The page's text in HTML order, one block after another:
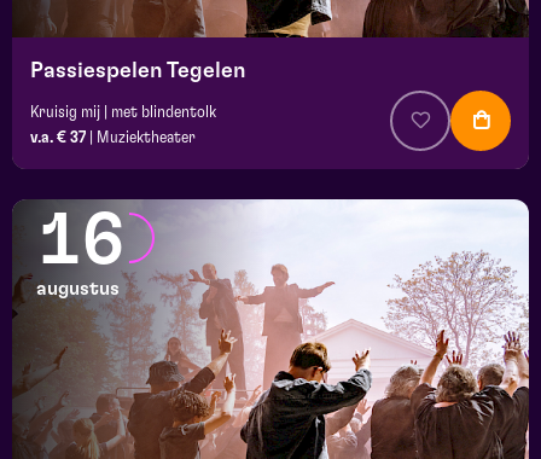
Passiespelen Tegelen
Kruisig mij | met blindentolk
v.a. € 37
Muziektheater
16
augustus